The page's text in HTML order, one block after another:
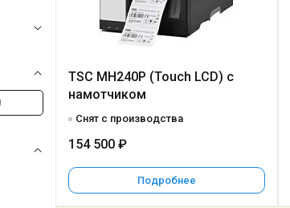
TSC MH240P (Touch LCD) с
намотчиком
Снят с производства
154 500 ₽
Подробнее